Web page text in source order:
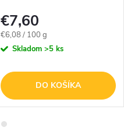
€7,60
Jednotková
cena:
€6,08 / 100 g
Skladom >5 ks
DO KOŠÍKA